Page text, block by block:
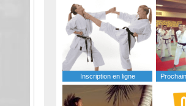
Inscription en ligne